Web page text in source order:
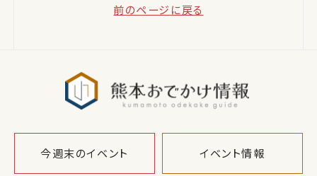
前のページに戻る
今週末のイベント イベント情報